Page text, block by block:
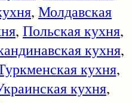
, Молдавская
, Польская кухня,
кухня,
кухня,
кухня,